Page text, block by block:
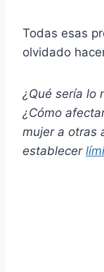
Todas esas
olvidado
¿Qué sería lo
¿Cómo
mujer a otras
establecer